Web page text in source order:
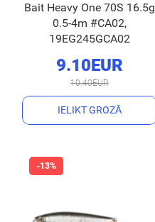
Bait Heavy One 70S 16.5g
0.5-4m #CA02,
19EG245GCA02
9.10EUR
10.40EUR
IELIKT GROZĀ